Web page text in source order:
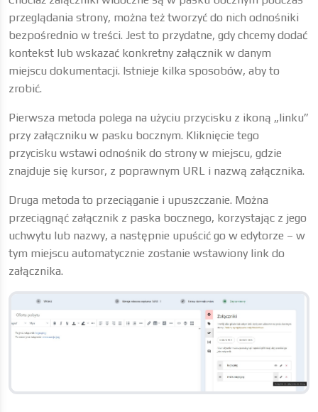
przeglądania strony, można też tworzyć do nich odnośniki
bezpośrednio w treści. Jest to przydatne, gdy chcemy dodać
kontekst lub wskazać konkretny załącznik w danym
miejscu dokumentacji. Istnieje kilka sposobów, aby to
zrobić.
Pierwsza metoda polega na użyciu przycisku z ikoną „linku”
przy załączniku w pasku bocznym. Kliknięcie tego
przycisku wstawi odnośnik do strony w miejscu, gdzie
znajduje się kursor, z poprawnym URL i nazwą załącznika.
Druga metoda to przeciąganie i upuszczanie. Można
przeciągnąć załącznik z paska bocznego, korzystając z jego
uchwytu lub nazwy, a następnie upuścić go w edytorze – w
tym miejscu automatycznie zostanie wstawiony link do
załącznika.